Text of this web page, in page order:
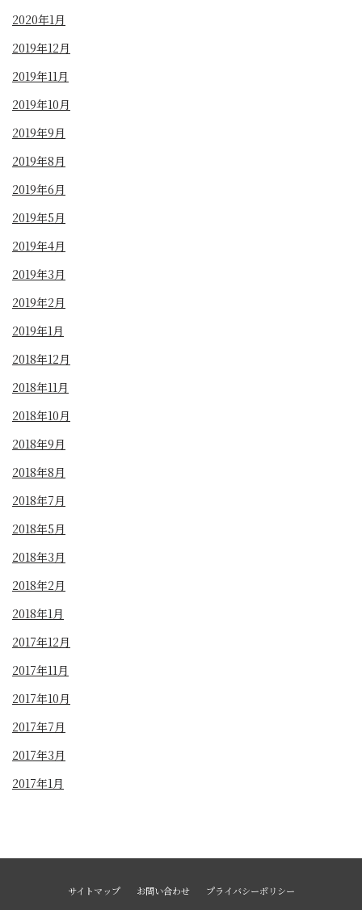
2020年1月
2019年12月
2019年11月
2019年10月
2019年9月
2019年8月
2019年6月
2019年5月
2019年4月
2019年3月
2019年2月
2019年1月
2018年12月
2018年11月
2018年10月
2018年9月
2018年8月
2018年7月
2018年5月
2018年3月
2018年2月
2018年1月
2017年12月
2017年11月
2017年10月
2017年7月
2017年3月
2017年1月
サイトマップ お問い合わせ プライバシーポリシー